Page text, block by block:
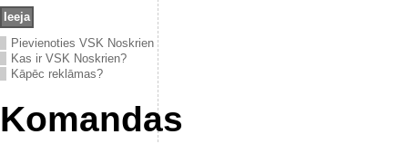
Pievienoties VSK Noskrien
Kas ir VSK Noskrien?
Kāpēc reklāmas?
Komandas